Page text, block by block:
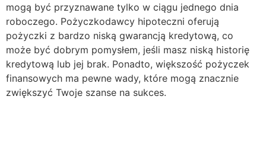
mogą być przyznawane tylko w ciągu jednego dnia
roboczego. Pożyczkodawcy hipoteczni oferują
pożyczki z bardzo niską gwarancją kredytową, co
może być dobrym pomysłem, jeśli masz niską historię
kredytową lub jej brak. Ponadto, większość pożyczek
finansowych ma pewne wady, które mogą znacznie
zwiększyć Twoje szanse na sukces.